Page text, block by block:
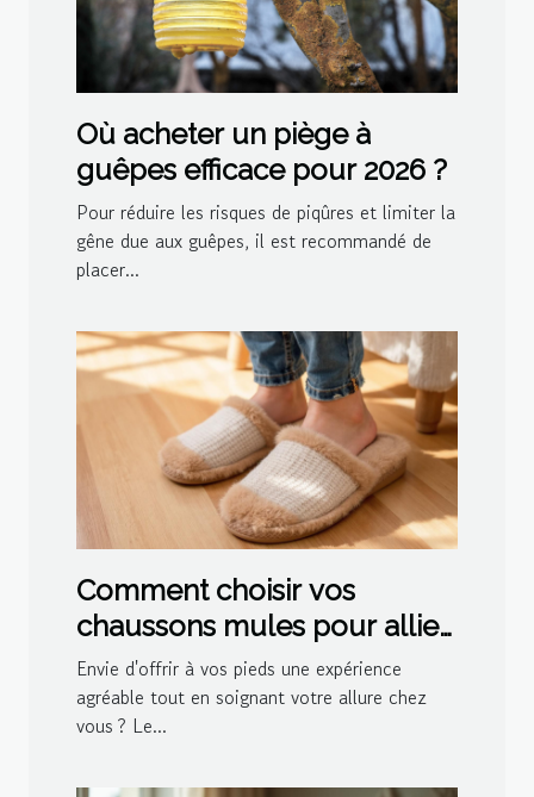
Où acheter un piège à
guêpes efficace pour 2026 ?
Pour réduire les risques de piqûres et limiter la
gêne due aux guêpes, il est recommandé de
placer...
Comment choisir vos
chaussons mules pour allier
confort et style ?
Envie d'offrir à vos pieds une expérience
agréable tout en soignant votre allure chez
vous ? Le...